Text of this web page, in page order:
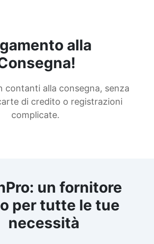
alla
contanti alla consegna, senza
di credito o registrazioni
complicate.
un fornitore
per tutte le tue
necessità